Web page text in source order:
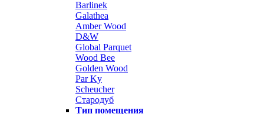
Barlinek
Galathea
Amber Wood
D&W
Global Parquet
Wood Bee
Golden Wood
Par Ky
Scheucher
Стародуб
Тип помещения